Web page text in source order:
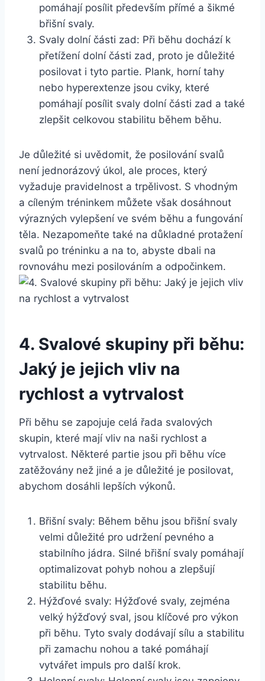
pomáhají posílit především přímé a šikmé
břišní svaly.
Svaly dolní části zad: Při běhu dochází k
přetížení dolní části zad, proto je důležité
posilovat i tyto partie. Plank, horní tahy
nebo hyperextenze jsou cviky, které
pomáhají posílit svaly dolní části zad a také
zlepšit celkovou stabilitu během běhu.
Je důležité si uvědomit, že posilování svalů
není jednorázový úkol, ale proces, který
vyžaduje pravidelnost a trpělivost. S vhodným
a cíleným tréninkem můžete však dosáhnout
výrazných vylepšení ve svém běhu a fungování
těla. Nezapomeňte také na důkladné protažení
svalů po tréninku a na to, abyste dbali na
rovnováhu mezi posilováním a odpočinkem.
4. Svalové skupiny při běhu:
Jaký je jejich vliv na
rychlost a vytrvalost
Při běhu se zapojuje celá řada svalových
skupin, které mají vliv na naši rychlost a
vytrvalost. Některé partie jsou při běhu více
zatěžovány než jiné a je důležité je posilovat,
abychom dosáhli lepších výkonů.
Břišní svaly: Během běhu jsou břišní svaly
velmi důležité pro udržení pevného a
stabilního jádra. Silné břišní svaly pomáhají
optimalizovat pohyb nohou a zlepšují
stabilitu běhu.
Hýžďové svaly: Hýžďové svaly, zejména
velký hýžďový sval, jsou klíčové pro výkon
při běhu. Tyto svaly dodávají sílu a stabilitu
při zamachu nohou a také pomáhají
vytvářet impuls pro další krok.